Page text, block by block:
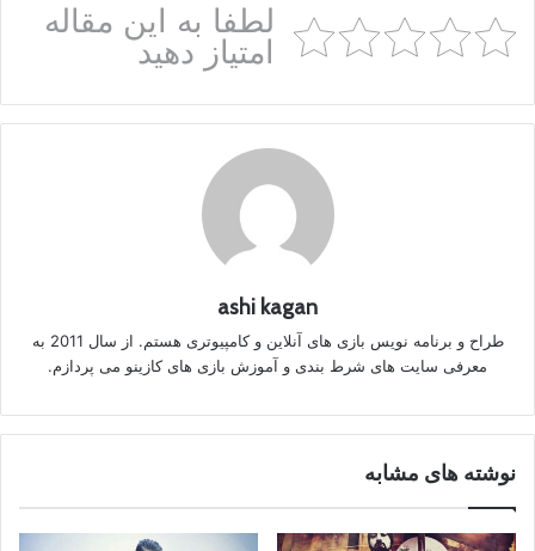
لطفا به این مقاله
امتیاز دهید
ashi kagan
طراح و برنامه نویس بازی های آنلاین و کامپیوتری هستم. از سال 2011 به
معرفی سایت های شرط بندی و آموزش بازی های کازینو می پردازم.
نوشته های مشابه